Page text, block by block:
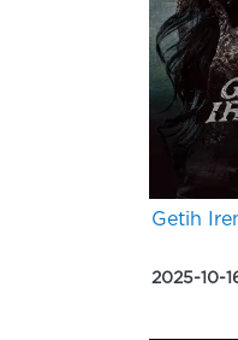
Getih
2025-10-